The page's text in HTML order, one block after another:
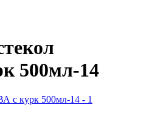
500мл-14